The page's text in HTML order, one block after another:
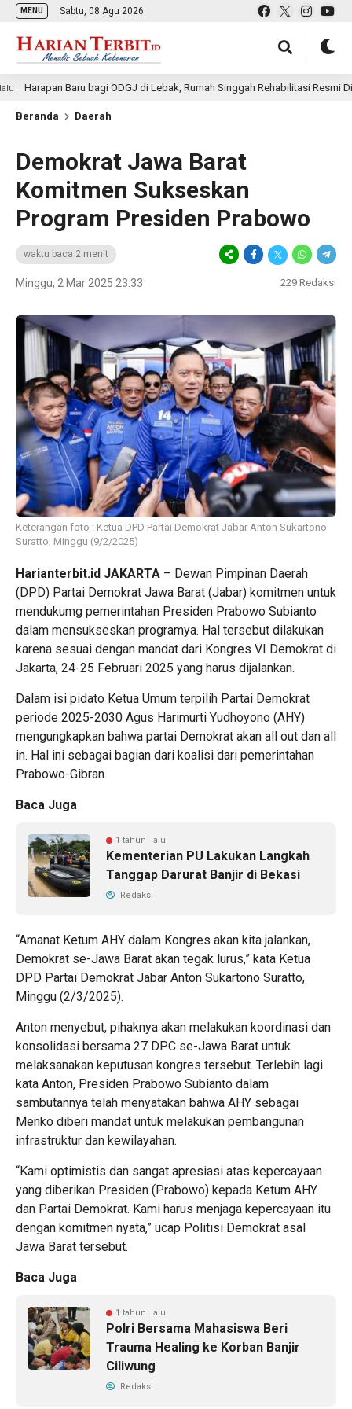
MENU Sabtu, 08 Agu 2026
Baru bagi ODGJ di Lebak, Rumah Singgah Rehabilitasi Resmi Dibuka
Beranda Daerah
Demokrat Jawa Barat
Komitmen Sukseskan
Program Presiden Prabowo
waktu baca 2 menit
Minggu, 2 Mar 2025 23:33 229 Redaksi
Keterangan foto : Ketua DPD Partai Demokrat Jabar Anton Sukartono
Suratto, Minggu (9/2/2025)
Harianterbit.id JAKARTA – Dewan Pimpinan Daerah
(DPD) Partai Demokrat Jawa Barat (Jabar) komitmen untuk
mendukumg pemerintahan Presiden Prabowo Subianto
dalam mensukseskan programya. Hal tersebut dilakukan
karena sesuai dengan mandat dari Kongres VI Demokrat di
Jakarta, 24-25 Februari 2025 yang harus dijalankan.
Dalam isi pidato Ketua Umum terpilih Partai Demokrat
periode 2025-2030 Agus Harimurti Yudhoyono (AHY)
mengungkapkan bahwa partai Demokrat akan all out dan all
in. Hal ini sebagai bagian dari koalisi dari pemerintahan
Prabowo-Gibran.
Baca Juga
1 tahun lalu
Kementerian PU Lakukan Langkah
Tanggap Darurat Banjir di Bekasi
Redaksi
“Amanat Ketum AHY dalam Kongres akan kita jalankan,
Demokrat se-Jawa Barat akan tegak lurus,” kata Ketua
DPD Partai Demokrat Jabar Anton Sukartono Suratto,
Minggu (2/3/2025).
Anton menyebut, pihaknya akan melakukan koordinasi dan
konsolidasi bersama 27 DPC se-Jawa Barat untuk
melaksanakan keputusan kongres tersebut. Terlebih lagi
kata Anton, Presiden Prabowo Subianto dalam
sambutannya telah menyatakan bahwa AHY sebagai
Menko diberi mandat untuk melakukan pembangunan
infrastruktur dan kewilayahan.
“Kami optimistis dan sangat apresiasi atas kepercayaan
yang diberikan Presiden (Prabowo) kepada Ketum AHY
dan Partai Demokrat. Kami harus menjaga kepercayaan itu
dengan komitmen nyata,” ucap Politisi Demokrat asal
Jawa Barat tersebut.
Baca Juga
1 tahun lalu
Polri Bersama Mahasiswa Beri
Trauma Healing ke Korban Banjir
Ciliwung
Redaksi